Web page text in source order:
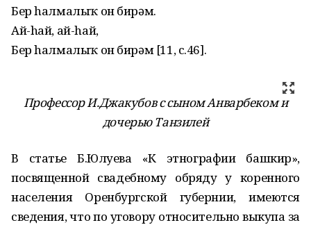
Бер hалмалыҡ он бирәм.
Ай-hай, ай-hай,
Бер hалмалыҡ он бирәм [11, с.46].
Профессор И.Джакубов с сыном Анварбеком и
дочерью Танзилей
В статье Б.Юлуева «К этнографии башкир»,
посвященной свадебному обряду у коренного
населения Оренбургской губернии, имеются
сведения, что по уговору относительно выкупа за